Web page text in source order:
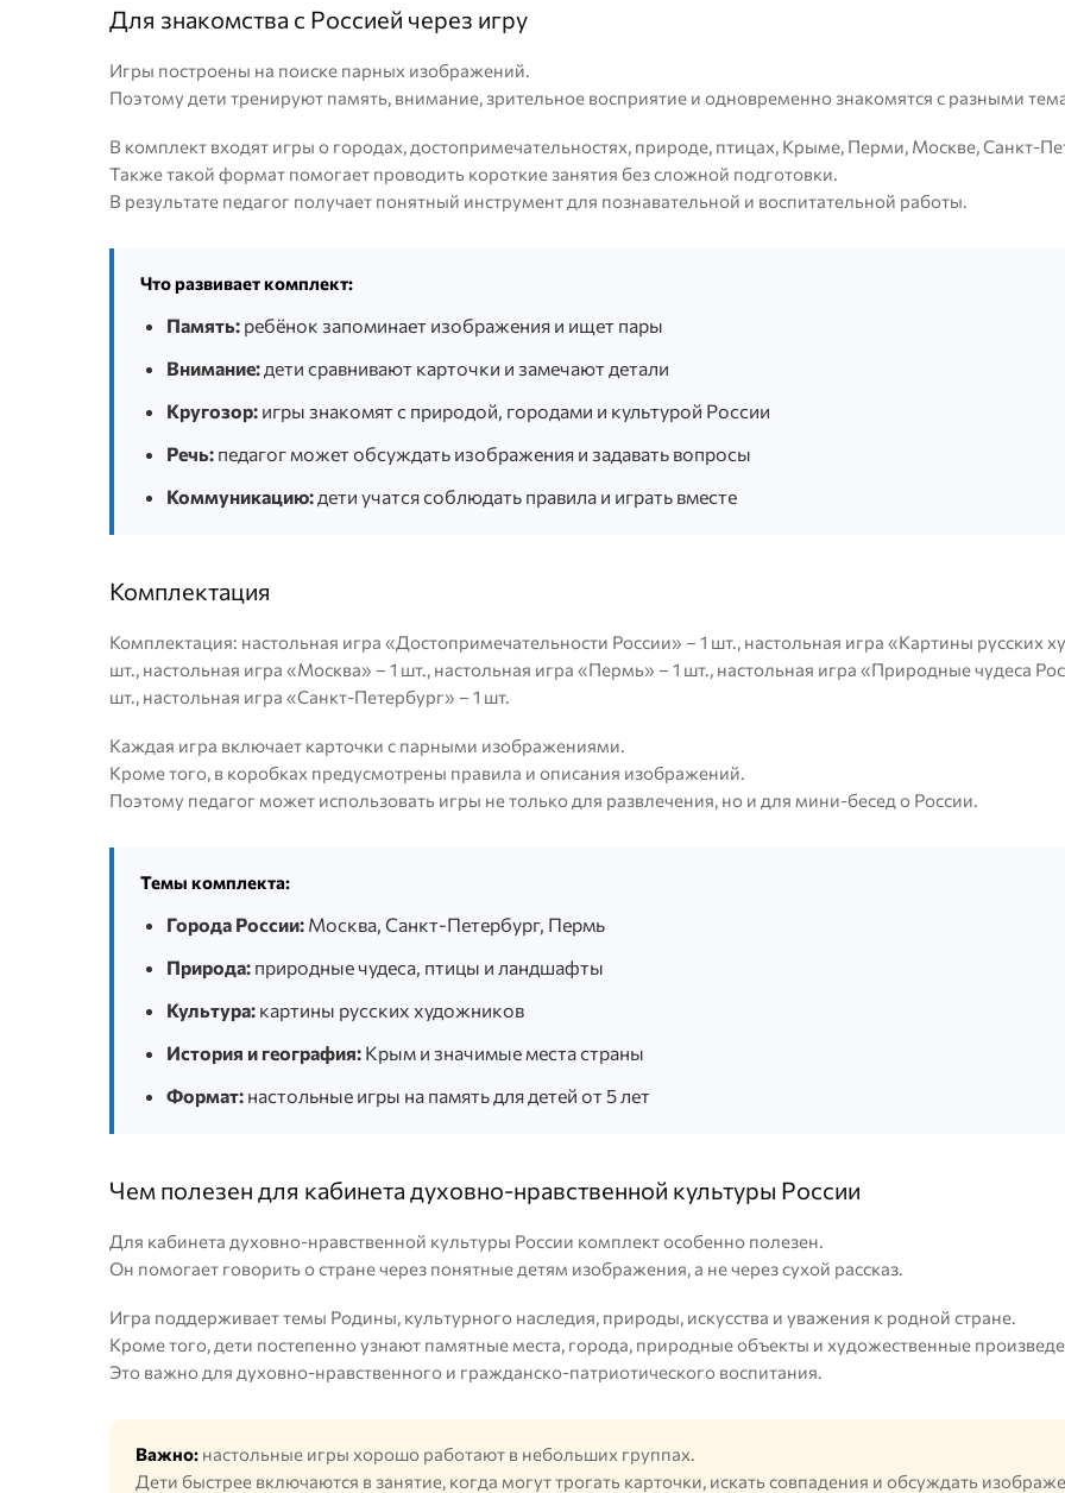
Для знакомства с Россией через игру
Игры построены на поиске парных изображений.
Поэтому дети тренируют память, внимание, зрительное восприятие и одновременно знакомятся с разными
В комплект входят игры о городах, достопримечательностях, природе, птицах, Крыме, Перми, Москве, Санкт-
Также такой формат помогает проводить короткие занятия без сложной подготовки.
В результате педагог получает понятный инструмент для познавательной и воспитательной работы.
Что развивает комплект:
Память: ребёнок запоминает изображения и ищет пары
Внимание: дети сравнивают карточки и замечают детали
Кругозор: игры знакомят с природой, городами и культурой России
Речь: педагог может обсуждать изображения и задавать вопросы
Коммуникацию: дети учатся соблюдать правила и играть вместе
Комплектация
Комплектация: настольная игра «Достопримечательности России» – 1 шт., настольная игра «Картины русских
шт., настольная игра «Москва» – 1 шт., настольная игра «Пермь» – 1 шт., настольная игра «Природные чудеса
шт., настольная игра «Санкт-Петербург» – 1 шт.
Каждая игра включает карточки с парными изображениями.
Кроме того, в коробках предусмотрены правила и описания изображений.
Поэтому педагог может использовать игры не только для развлечения, но и для мини-бесед о России.
Темы комплекта:
Города России: Москва, Санкт-Петербург, Пермь
Природа: природные чудеса, птицы и ландшафты
Культура: картины русских художников
История и география: Крым и значимые места страны
Формат: настольные игры на память для детей от 5 лет
Чем полезен для кабинета духовно-нравственной культуры России
Для кабинета духовно-нравственной культуры России комплект особенно полезен.
Он помогает говорить о стране через понятные детям изображения, а не через сухой рассказ.
Игра поддерживает темы Родины, культурного наследия, природы, искусства и уважения к родной стране.
Кроме того, дети постепенно узнают памятные места, города, природные объекты и художественные
Это важно для духовно-нравственного и гражданско-патриотического воспитания.
Важно: настольные игры хорошо работают в небольших группах.
Дети быстрее включаются в занятие, когда могут трогать карточки, искать совпадения и обсуждать